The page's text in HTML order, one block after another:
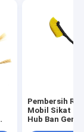
Pembersih
Mobil Sikat
Hub Ban